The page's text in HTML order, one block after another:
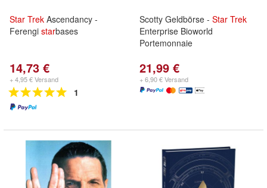
Star Trek Ascendancy -
Ferengi starbases
14,73 €
+ 4,95 € Versand
1
Scotty Geldbörse - Star Trek
Enterprise Bioworld
Portemonnaie
21,99 €
+ 6,90 € Versand